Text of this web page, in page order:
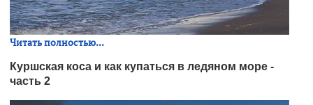
Читать полностью...
Куршская коса и как купаться в ледяном море -
часть 2